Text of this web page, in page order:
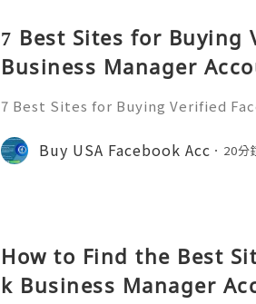
7 Best Sites for Buying
Business Manager
eality Guide
7 Best Sites for Buying Verified
mation Please Contact us :
❤️🥰🌍➤WhatsApp: +1 (612) 64
Buy USA Facebook Acc 20分
How to Find the Best
k Business Manager